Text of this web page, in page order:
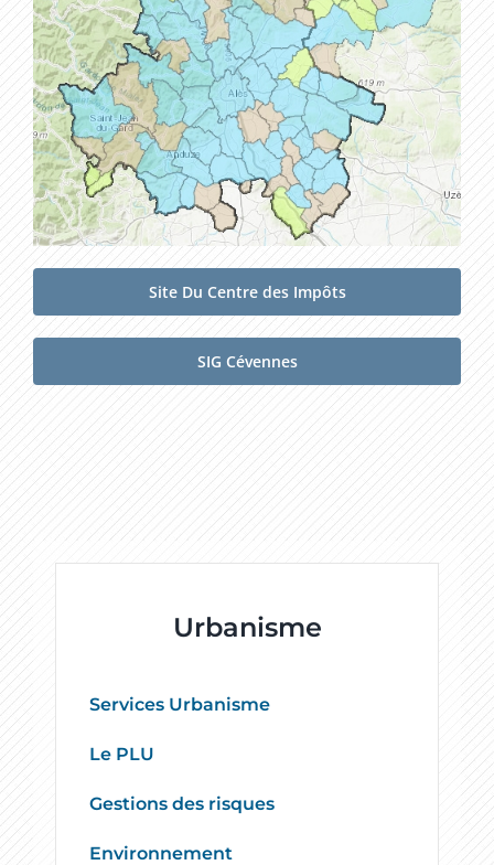
Site Du Centre des Impôts
SIG Cévennes
Urbanisme
Services Urbanisme
Le PLU
Gestions des risques
Environnement